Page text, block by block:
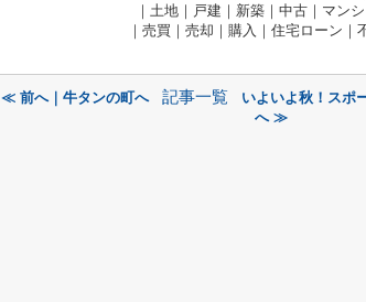
｜土地｜戸建｜新築｜中古｜マンシ
｜売買｜売却｜購入｜住宅ローン｜
≪ 前へ｜牛タンの町へ 記事一覧
いよいよ秋！スポ
へ ≫